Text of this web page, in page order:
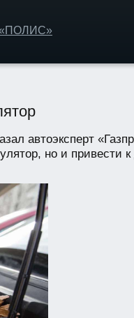
«ПОЛИС»
автоэксперт
но и привести к